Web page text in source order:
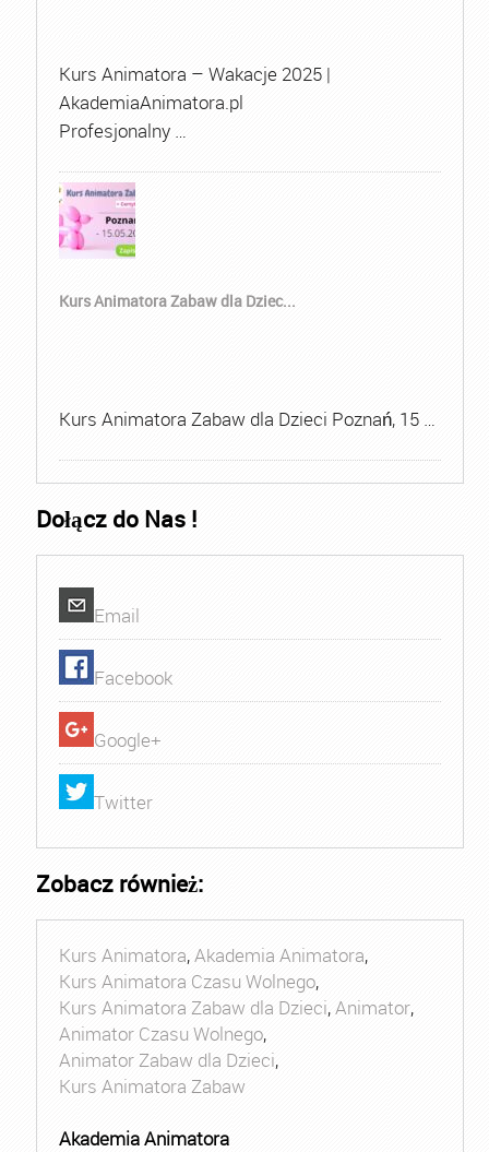
Kurs Animatora – Wakacje 2025 |
AkademiaAnimatora.pl
Profesjonalny …
Kurs Animatora Zabaw dla Dziec...
Kurs Animatora Zabaw dla Dzieci Poznań, 15 …
Dołącz do Nas !
Email
Facebook
Google+
Twitter
Zobacz również:
Kurs Animatora,Akademia Animatora,
Kurs Animatora Czasu Wolnego,
Kurs Animatora Zabaw dla Dzieci,Animator,
Animator Czasu Wolnego,
Animator Zabaw dla Dzieci,
Kurs Animatora Zabaw
Akademia Animatora